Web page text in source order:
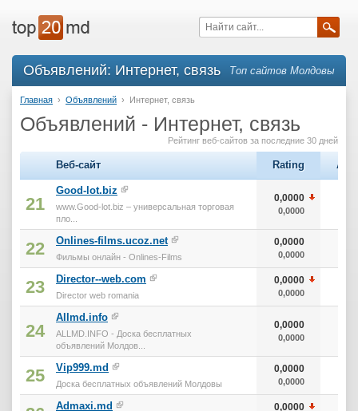
Объявлений: Интернет, связь Топ сайтов Молдовы
Главная › Объявлений › Интернет, связь
Объявлений - Интернет, связь
Рейтинг веб-сайтов за последние 30 дней
Веб-сайт Rating
21
Good-lot.biz
www.Good-lot.biz – универсальная торговая
пло...
0,0000
0,0000
22 Onlines-films.ucoz.net
Фильмы онлайн - Onlines-Films
0,0000
0,0000
23 Director--web.com
Director web romania
0,0000
0,0000
24
Allmd.info
ALLMD.INFO - Доска бесплатных
объявлений Молдов...
0,0000
0,0000
25 Vip999.md
Доска бесплатных объявлений Молдовы
0,0000
0,0000
Admaxi.md 0,0000